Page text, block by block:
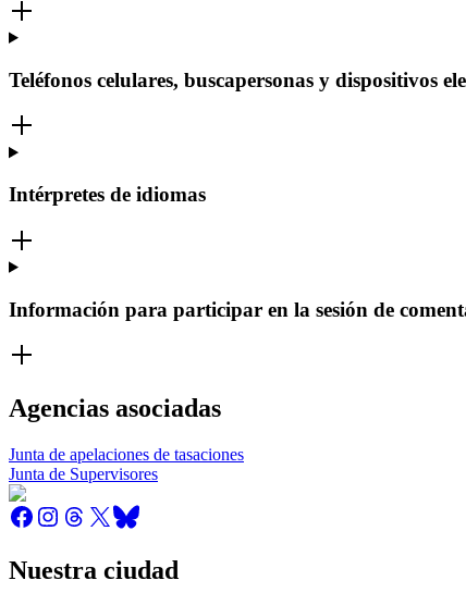
Teléfonos celulares, buscapersonas y dispositivos
Intérpretes de idiomas
Información para participar en la sesión de
Agencias asociadas
Junta de apelaciones de tasaciones
Junta de Supervisores
Nuestra ciudad